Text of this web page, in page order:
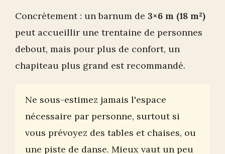
Concrètement : un barnum de 3×6 m (18 m²)
peut accueillir une trentaine de personnes
debout, mais pour plus de confort, un
chapiteau plus grand est recommandé.
Ne sous-estimez jamais l'espace
nécessaire par personne, surtout si
vous prévoyez des tables et chaises, ou
une piste de danse. Mieux vaut un peu